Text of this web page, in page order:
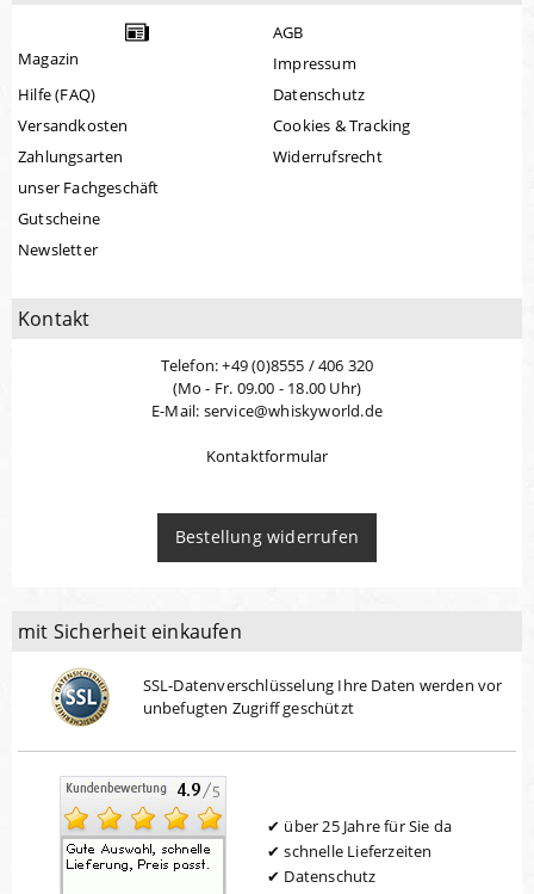
Magazin
Hilfe (FAQ)
Versandkosten
Zahlungsarten
unser Fachgeschäft
Gutscheine
Newsletter
AGB
Impressum
Datenschutz
Cookies & Tracking
Widerrufsrecht
Kontakt
Telefon: +49 (0)8555 / 406 320
(Mo - Fr. 09.00 - 18.00 Uhr)
E-Mail: service@whiskyworld.de
Kontaktformular
Bestellung widerrufen
mit Sicherheit einkaufen
SSL-Datenverschlüsselung Ihre Daten werden vor
unbefugten Zugriff geschützt
über 25 Jahre für Sie da
schnelle Lieferzeiten
Datenschutz